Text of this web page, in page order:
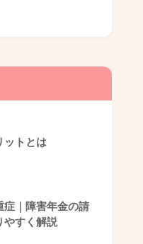
ットとは
症｜障害年金の請
やすく解説